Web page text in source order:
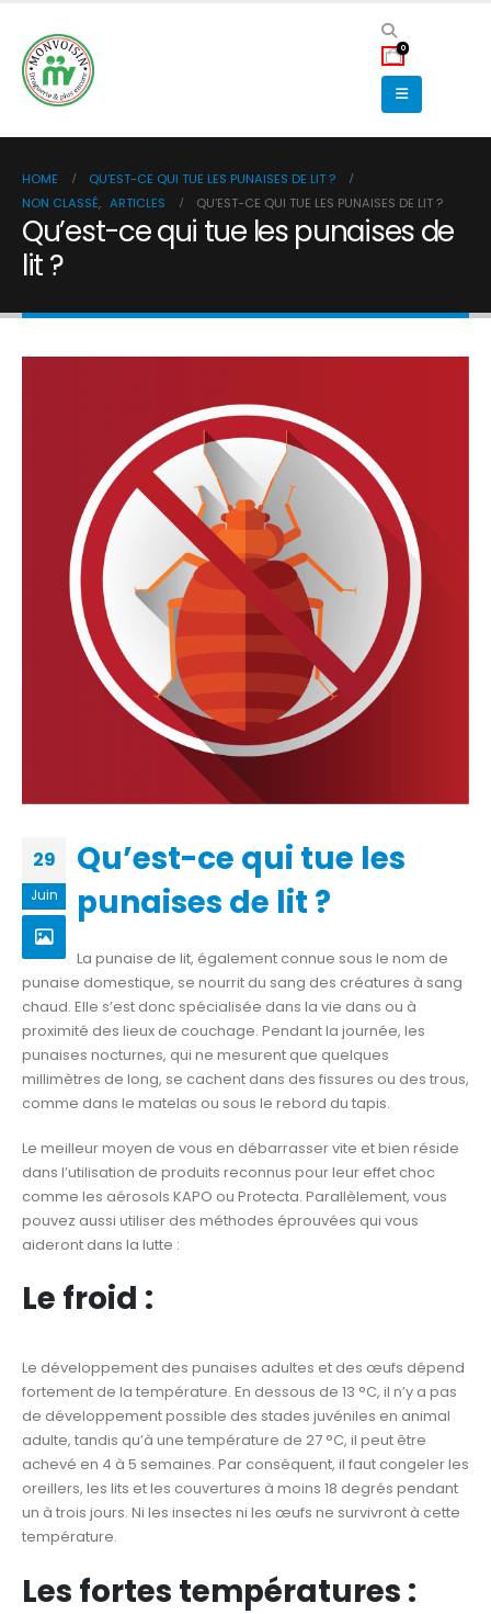
0
HOME
QU’EST-CE QUI TUE LES PUNAISES DE LIT ?
NON CLASSÉ, ARTICLES QU’EST-CE QUI TUE LES PUNAISES DE LIT ?
Qu’est-ce qui tue les punaises de
lit ?
29
Juin
Qu’est-ce qui tue les
punaises de lit ?
La punaise de lit, également connue sous le nom de
punaise domestique, se nourrit du sang des créatures à sang
chaud. Elle s’est donc spécialisée dans la vie dans ou à
proximité des lieux de couchage. Pendant la journée, les
punaises nocturnes, qui ne mesurent que quelques
millimètres de long, se cachent dans des fissures ou des trous,
comme dans le matelas ou sous le rebord du tapis.
Le meilleur moyen de vous en débarrasser vite et bien réside
dans l’utilisation de produits reconnus pour leur effet choc
comme les aérosols KAPO ou Protecta. Parallèlement, vous
pouvez aussi utiliser des méthodes éprouvées qui vous
aideront dans la lutte :
Le froid :
Le développement des punaises adultes et des œufs dépend
fortement de la température. En dessous de 13 °C, il n’y a pas
de développement possible des stades juvéniles en animal
adulte, tandis qu’à une température de 27 °C, il peut être
achevé en 4 à 5 semaines. Par conséquent, il faut congeler les
oreillers, les lits et les couvertures à moins 18 degrés pendant
un à trois jours. Ni les insectes ni les œufs ne survivront à cette
température.
Les fortes températures :